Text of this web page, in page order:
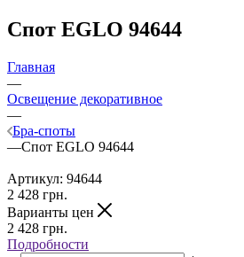
Спот EGLO 94644
Главная
—
Освещение декоративное
—
Бра-споты
—Спот EGLO 94644
Артикул: 94644
2 428 грн.
Варианты цен
2 428 грн.
Подробности